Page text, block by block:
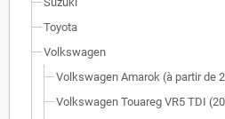
Toyota
Volkswagen
Volkswagen Amarok (à partir de
Volkswagen Touareg VR5 TDI